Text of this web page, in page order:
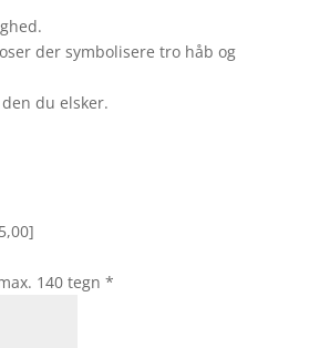
der symbolisere tro håb og
du elsker.
140 tegn *